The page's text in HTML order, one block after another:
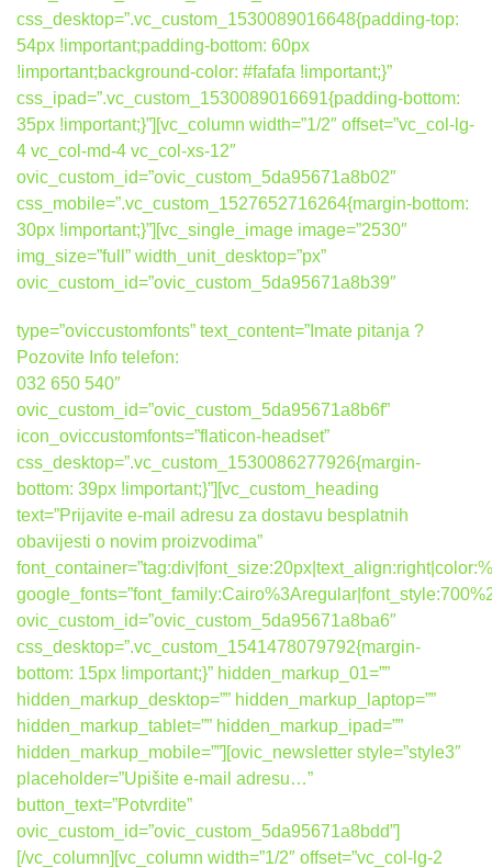
css_desktop=”.vc_custom_1530089016648{padding-top:
54px !important;padding-bottom: 60px
!important;background-color: #fafafa !important;}”
css_ipad=”.vc_custom_1530089016691{padding-bottom:
35px !important;}”][vc_column width=”1/2″ offset=”vc_col-lg-
4 vc_col-md-4 vc_col-xs-12″
ovic_custom_id=”ovic_custom_5da95671a8b02″
css_mobile=”.vc_custom_1527652716264{margin-bottom:
30px !important;}”][vc_single_image image=”2530″
img_size=”full” width_unit_desktop=”px”
ovic_custom_id=”ovic_custom_5da95671a8b39″
type=”oviccustomfonts” text_content=”Imate pitanja ?
Pozovite Info telefon:
032 650 540″
ovic_custom_id=”ovic_custom_5da95671a8b6f”
icon_oviccustomfonts=”flaticon-headset”
css_desktop=”.vc_custom_1530086277926{margin-
bottom: 39px !important;}”][vc_custom_heading
text=”Prijavite e-mail adresu za dostavu besplatnih
obavijesti o novim proizvodima”
ovic_custom_id=”ovic_custom_5da95671a8ba6″
css_desktop=”.vc_custom_1541478079792{margin-
bottom: 15px !important;}” hidden_markup_01=””
hidden_markup_desktop=”” hidden_markup_laptop=””
hidden_markup_tablet=”” hidden_markup_ipad=””
hidden_markup_mobile=””][ovic_newsletter style=”style3″
placeholder=”Upišite e-mail adresu…”
button_text=”Potvrdite”
ovic_custom_id=”ovic_custom_5da95671a8bdd”]
[/vc_column][vc_column width=”1/2″ offset=”vc_col-lg-2